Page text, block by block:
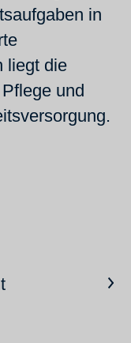
in
liegt die
und
Artikel